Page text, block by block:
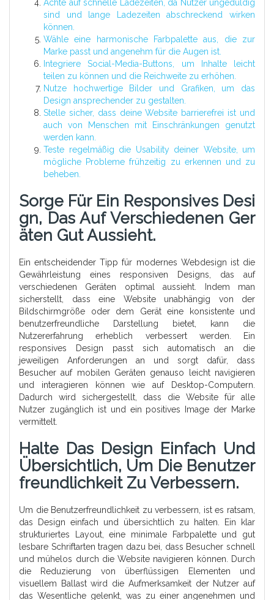
Achte auf schnelle Ladezeiten, da Nutzer ungeduldig
sind und lange Ladezeiten abschreckend wirken
können.
Wähle eine harmonische Farbpalette aus, die zur
Marke passt und angenehm für die Augen ist.
Integriere Social-Media-Buttons, um Inhalte leicht
teilen zu können und die Reichweite zu erhöhen.
Nutze hochwertige Bilder und Grafiken, um das
Design ansprechender zu gestalten.
Stelle sicher, dass deine Website barrierefrei ist und
auch von Menschen mit Einschränkungen genutzt
werden kann.
Teste regelmäßig die Usability deiner Website, um
mögliche Probleme frühzeitig zu erkennen und zu
beheben.
Sorge Für Ein Responsives Desi
Gn, Das Auf Verschiedenen Ger
Äten Gut Aussieht.
Ein entscheidender Tipp für modernes Webdesign ist die
Gewährleistung eines responsiven Designs, das auf
verschiedenen Geräten optimal aussieht. Indem man
sicherstellt, dass eine Website unabhängig von der
Bildschirmgröße oder dem Gerät eine konsistente und
benutzerfreundliche Darstellung bietet, kann die
Nutzererfahrung erheblich verbessert werden. Ein
responsives Design passt sich automatisch an die
jeweiligen Anforderungen an und sorgt dafür, dass
Besucher auf mobilen Geräten genauso leicht navigieren
und interagieren können wie auf Desktop-Computern.
Dadurch wird sichergestellt, dass die Website für alle
Nutzer zugänglich ist und ein positives Image der Marke
vermittelt.
Halte Das Design Einfach Und
Übersichtlich, Um Die Benutzer
Freundlichkeit Zu Verbessern.
Um die Benutzerfreundlichkeit zu verbessern, ist es ratsam,
das Design einfach und übersichtlich zu halten. Ein klar
strukturiertes Layout, eine minimale Farbpalette und gut
lesbare Schriftarten tragen dazu bei, dass Besucher schnell
und mühelos durch die Website navigieren können. Durch
die Reduzierung von überflüssigen Elementen und
visuellem Ballast wird die Aufmerksamkeit der Nutzer auf
das Wesentliche gelenkt, was zu einer angenehmen und